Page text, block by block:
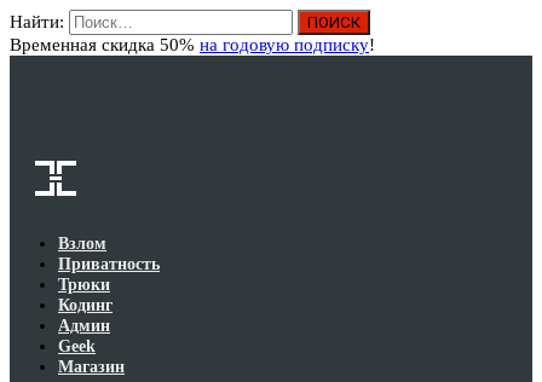
Найти:
Временная скидка 50% на годовую подписку!
Взлом
Приватность
Трюки
Кодинг
Админ
Geek
Магазин